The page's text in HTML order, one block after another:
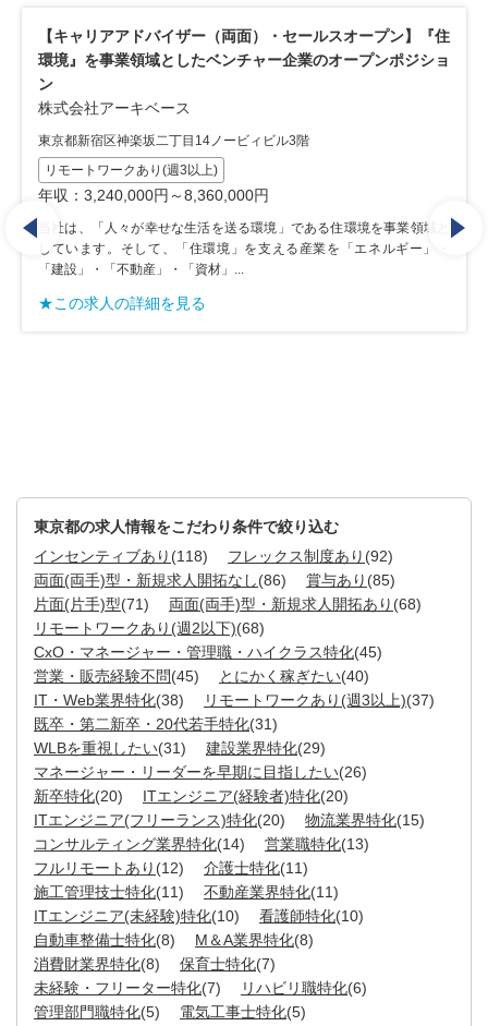
キャリアアドバイザー（両面）・セールスオープン】『住
境』を事業領域としたベンチャー企業のオープンポジショ
式会社アーキベース
京都新宿区神楽坂二丁目14ノービィビル3階
リモートワークあり(週3以上)
収：3,240,000円～8,360,000円
社は、「人々が幸せな生活を送る環境」である住環境を事業領域と
ています。そして、「住環境」を支える産業を「エネルギー」・
建設」・「不動産」・「資材」...
この求人の詳細を見る
年
当社
して
東京都の求人情報をこだわり条件で絞り込む
インセンティブあり (118) フレックス制度あり (92)
両面(両手)型・新規求人開拓なし(86) 賞与あり (85)
片面(片手)型(71) 両面(両手)型・新規求人開拓あり (68)
リモートワークあり(週2以下)(68)
CxO・マネージャー・管理職・ハイクラス特化(45)
営業・販売経験不問(45) とにかく稼ぎたい(40)
IT・Web業界特化(38) リモートワークあり(週3以上)(37)
既卒・第二新卒・20代若手特化(31)
WLBを重視したい(31) 建設業界特化(29)
マネージャー・リーダーを早期に目指したい(26)
新卒特化(20) ITエンジニア(経験者)特化(20)
ITエンジニア(フリーランス)特化(20) 物流業界特化(15)
コンサルティング業界特化(14) 営業職特化(13)
フルリモートあり (12) 介護士特化(11)
施工管理技士特化(11) 不動産業界特化(11)
ITエンジニア(未経験)特化(10) 看護師特化(10)
自動車整備士特化(8) M＆A業界特化(8)
消費財業界特化(8) 保育士特化(7)
未経験・フリーター特化(7) リハビリ職特化(6)
管理部門職特化(5) 電気工事士特化(5)